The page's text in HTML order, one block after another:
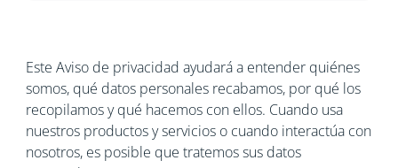
Este Aviso de privacidad ayudará a entender quiénes
somos, qué datos personales recabamos, por qué los
recopilamos y qué hacemos con ellos. Cuando usa
nuestros productos y servicios o cuando interactúa con
nosotros, es posible que tratemos sus datos